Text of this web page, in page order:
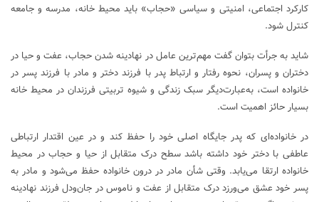
کارکرد اجتماعی، امنیتی و سیاسی «حجاب» باید محیط خانه، مدرسه و جامعه
کنترل شود.
شاید به جرأت بتوان گفت مهم‌ترین عامل در نهادینه شدن حجاب، عفت و حیا در
دختران و پسران، نحوه رفتار و ارتباط پدر با فرزند دختر و مادر با فرزند پسر در
خانواده است، به‌عبارت‌دیگر سبک زندگی و شیوه تربیتی فرزندان در محیط خانه
بسیار حائز اهمیت است.
در خانواده‌ای که پدر جایگاه اصلی خود را حفظ کند و در عین اقتدار ارتباطی
عاطفی با دختر خود داشته باشد سطح درک متقابل از حیا و حجاب در محیط
خانواده ارتقا می‌یابد. وقتی شأن مادر در درون خانواده حفظ می‌شود و مادر به
پسر خود عشق می‌ورزد درک متقابل از عفت و ناموس در جان‌ودل فرزند نهادینه